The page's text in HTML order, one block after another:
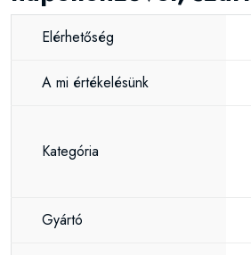
Elérhetőség
A mi értékelésünk
Kategória
Gyártó